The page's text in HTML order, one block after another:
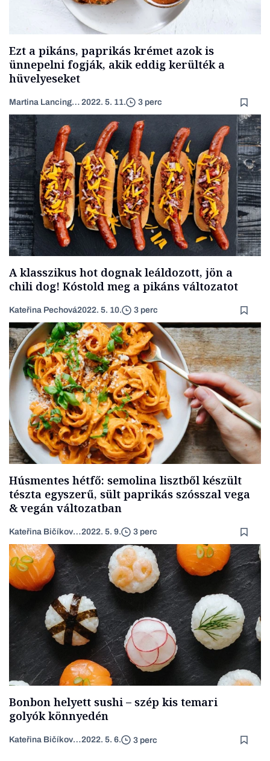
Ezt a pikáns, paprikás krémet azok is
ünnepelni fogják, akik eddig kerülték a
hüvelyeseket
Martina Lancingerová 2022. 5. 11. 3 perc
A klasszikus hot dognak leáldozott, jön a
chili dog! Kóstold meg a pikáns változatot
Kateřina Pechová2022. 5. 10. 3 perc
Húsmentes hétfő: semolina lisztből készült
tészta egyszerű, sült paprikás szósszal vega
& vegán változatban
Kateřina Bičíková Harudová2022. 5. 9. 3 perc
Bonbon helyett sushi – szép kis temari
golyók könnyedén
Kateřina Bičíková Harudová2022. 5. 6. 3 perc